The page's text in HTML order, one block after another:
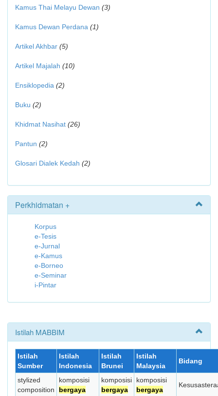
Kamus Thai Melayu Dewan (3)
Kamus Dewan Perdana (1)
Artikel Akhbar (5)
Artikel Majalah (10)
Ensiklopedia (2)
Buku (2)
Khidmat Nasihat (26)
Pantun (2)
Glosari Dialek Kedah (2)
Perkhidmatan +
Korpus
e-Tesis
e-Jurnal
e-Kamus
e-Borneo
e-Seminar
i-Pintar
Istilah MABBIM
Istilah
Sumber
Istilah
Indonesia
Istilah
Brunei
Istilah
Malaysia
Bidang
stylized
composition
komposisi
bergaya
komposisi
bergaya
komposisi
bergaya